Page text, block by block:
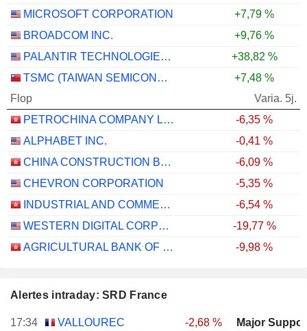
MICROSOFT CORPORATION
+7,79 %
BROADCOM INC.
+9,76 %
PALANTIR TECHNOLOGIES INC.
+38,82 %
TSMC (TAIWAN SEMICONDUCTOR MANUFACTURING COMPANY)
+7,48 %
Flop
Varia. 5j.
PETROCHINA COMPANY LIMITED
-6,35 %
ALPHABET INC.
-0,41 %
CHINA CONSTRUCTION BANK CORPORATION
-6,09 %
CHEVRON CORPORATION
-5,35 %
INDUSTRIAL AND COMMERCIAL BANK OF CHINA LIMITED
-6,54 %
WESTERN DIGITAL CORPORATION
-19,77 %
AGRICULTURAL BANK OF CHINA LIMITED
-9,98 %
Alertes intraday: SRD France
17:34 VALLOUREC
-2,68 %